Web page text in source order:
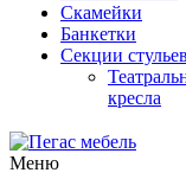
Скамейки
Банкетки
Секции стульев
кресла
Меню